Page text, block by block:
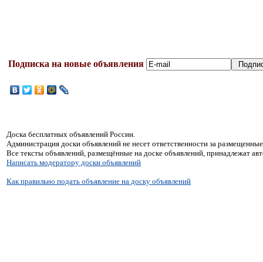
Подписка на новые объявления
Доска бесплатных объявлений России.
Администрация доски объявлений не несет ответственности за
Все тексты объявлений, размещённые на доске объявлений, принадлежат
Написать модератору доски объявлений
Как правильно подать объявление на доску объявлений